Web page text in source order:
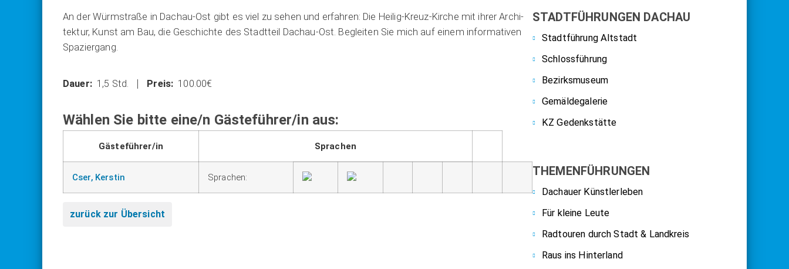
An der Würm­stra­ße in Dach­au-Ost gibt es viel zu sehen und erfah­ren: Die Hei­lig-Kreuz-Kir­che mit ihrer Archi­
tek­tur, Kunst am Bau, die Geschich­te des Stadt­teil Dach­au-Ost. Beglei­ten Sie mich auf einem infor­ma­ti­ven
Spa­zier­gang.
1,5 Std. 100.00€
Wählen Sie bitte eine/n Gästeführer/in aus:
Gästeführer/in Sprachen
Cser, Kerstin Sprachen:
zurück zur Übersicht
STADTFÜHRUNGEN DACHAU
Stadtführung Altstadt
Schlossführung
Bezirksmuseum
Gemäldegalerie
KZ Gedenkstätte
THEMENFÜHRUNGEN
Dachauer Künstlerleben
Für kleine Leute
Radtouren durch Stadt & Landkreis
Raus ins Hinterland